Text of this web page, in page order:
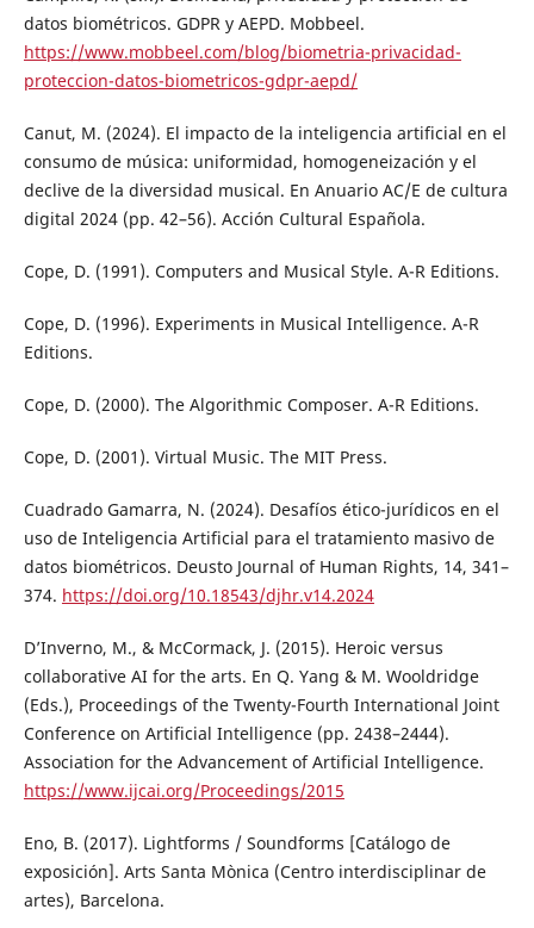
datos biométricos. GDPR y AEPD. Mobbeel.
https://www.mobbeel.com/blog/biometria-privacidad-
proteccion-datos-biometricos-gdpr-aepd/
Canut, M. (2024). El impacto de la inteligencia artificial en el
consumo de música: uniformidad, homogeneización y el
declive de la diversidad musical. En Anuario AC/E de cultura
digital 2024 (pp. 42–56). Acción Cultural Española.
Cope, D. (1991). Computers and Musical Style. A-R Editions.
Cope, D. (1996). Experiments in Musical Intelligence. A-R
Editions.
Cope, D. (2000). The Algorithmic Composer. A-R Editions.
Cope, D. (2001). Virtual Music. The MIT Press.
Cuadrado Gamarra, N. (2024). Desafíos ético-jurídicos en el
uso de Inteligencia Artificial para el tratamiento masivo de
datos biométricos. Deusto Journal of Human Rights, 14, 341–
374. https://doi.org/10.18543/djhr.v14.2024
D’Inverno, M., & McCormack, J. (2015). Heroic versus
collaborative AI for the arts. En Q. Yang & M. Wooldridge
(Eds.), Proceedings of the Twenty-Fourth International Joint
Conference on Artificial Intelligence (pp. 2438–2444).
Association for the Advancement of Artificial Intelligence.
https://www.ijcai.org/Proceedings/2015
Eno, B. (2017). Lightforms / Soundforms [Catálogo de
exposición]. Arts Santa Mònica (Centro interdisciplinar de
artes), Barcelona.